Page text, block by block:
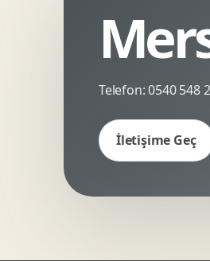
Telefon:0540 548
İletişime Geç